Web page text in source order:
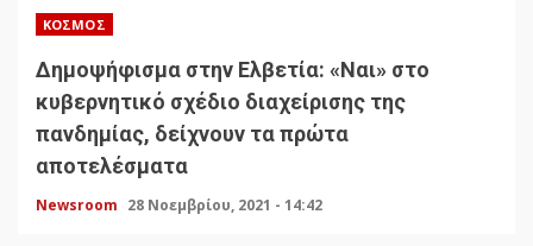
ΚΌΣΜΟΣ
Δημοψήφισμα στην Ελβετία: «Ναι» στο
κυβερνητικό σχέδιο διαχείρισης της
πανδημίας, δείχνουν τα πρώτα
αποτελέσματα
Newsroom 28 Νοεμβρίου, 2021 - 14:42